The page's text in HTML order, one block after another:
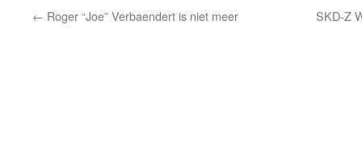
← Roger “Joe” Verbaendert is niet meer SKD-Z